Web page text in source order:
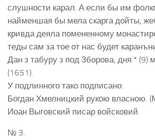
слушности карал. А если бы им
найменшая бы мела скарга дойты,
кривда деяла помененному
теды сам за тое от нас будет
Дан з табуру з под Зборова, дня * (9)
(1651).
У подлинного тако подписано:
Богдан Хмелницкий рукою власною.
Иоан Выговский писар войсковий.
№ 3.